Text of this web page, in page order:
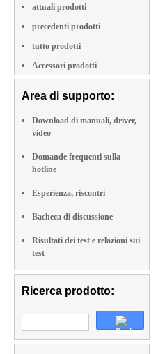
attuali prodotti
precedenti prodotti
tutto prodotti
Accessori prodotti
Area di supporto:
Download di manuali, driver,
video
Domande frequenti sulla
hotline
Esperienza, riscontri
Bacheca di discussione
Risultati dei test e relazioni sui
test
Ricerca prodotto: